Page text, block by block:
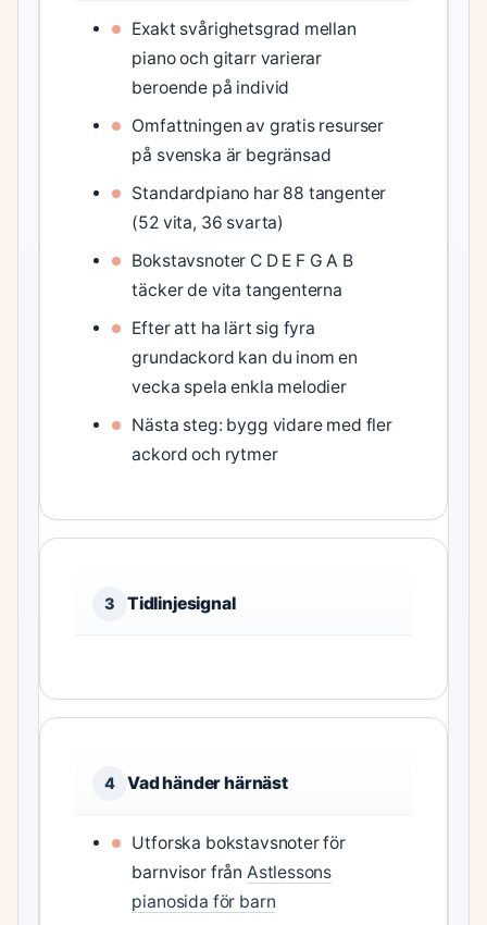
Exakt svårighetsgrad mellan
piano och gitarr varierar
beroende på individ
Omfattningen av gratis resurser
på svenska är begränsad
Standardpiano har 88 tangenter
(52 vita, 36 svarta)
Bokstavsnoter C D E F G A B
täcker de vita tangenterna
Efter att ha lärt sig fyra
grundackord kan du inom en
vecka spela enkla melodier
Nästa steg: bygg vidare med fler
ackord och rytmer
3 Tidlinjesignal
4 Vad händer härnäst
Utforska bokstavsnoter för
barnvisor från Astlessons
pianosida för barn